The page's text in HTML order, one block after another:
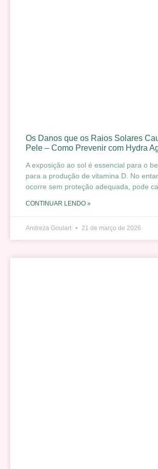
Os Danos que os Raios Solares
Pele – Como Prevenir com Hydra
A exposição ao sol é essencial para o
para a produção de vitamina D. No
ocorre sem proteção adequada, pode
CONTINUAR LENDO »
Andreza Goulart 21 de março de 2026